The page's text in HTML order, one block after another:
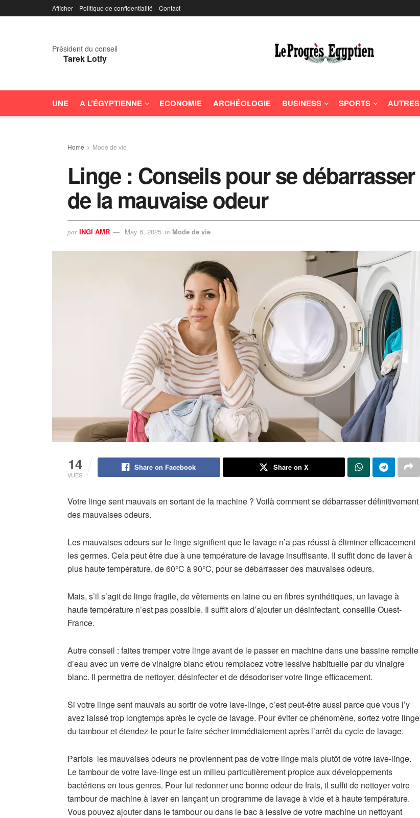
Afficher Politique de confidentialité Contact
Président du conseil
Tarek Lotfy
UNE A L’ÉGYPTIENNE ECONOMIE ARCHÉOLOGIE BUSINESS SPORTS AUTRES
Home Mode de vie
Linge : Conseils pour se débarrasser
de la mauvaise odeur
par INGI AMR May 6, 2025 in Mode de vie
14
VUES
Share on Facebook Share on X
Votre linge sent mauvais en sortant de la machine ? Voilà comment se débarrasser définitivement
des mauvaises odeurs.
Les mauvaises odeurs sur le linge signifient que le lavage n’a pas réussi à éliminer efficacement
les germes. Cela peut être due à une température de lavage insuffisante. Il suffit donc de laver à
plus haute température, de 60°C à 90°C, pour se débarrasser des mauvaises odeurs.
Mais, s’il s’agit de linge fragile, de vêtements en laine ou en fibres synthétiques, un lavage à
haute température n’est pas possible. Il suffit alors d’ajouter un désinfectant, conseille Ouest-
France.
Autre conseil : faites tremper votre linge avant de le passer en machine dans une bassine remplie
d’eau avec un verre de vinaigre blanc et/ou remplacez votre lessive habituelle par du vinaigre
blanc. Il permettra de nettoyer, désinfecter et de désodoriser votre linge efficacement.
Si votre linge sent mauvais au sortir de votre lave-linge, c’est peut-être aussi parce que vous l’y
avez laissé trop longtemps après le cycle de lavage. Pour éviter ce phénomène, sortez votre linge
du tambour et étendez-le pour le faire sécher immédiatement après l’arrêt du cycle de lavage.
Parfois les mauvaises odeurs ne proviennent pas de votre linge mais plutôt de votre lave-linge.
Le tambour de votre lave-linge est un milieu particulièrement propice aux développements
bactériens en tous genres. Pour lui redonner une bonne odeur de frais, il suffit de nettoyer votre
tambour de machine à laver en lançant un programme de lavage à vide et à haute température.
Vous pouvez ajouter dans le tambour ou dans le bac à lessive de votre machine un nettoyant